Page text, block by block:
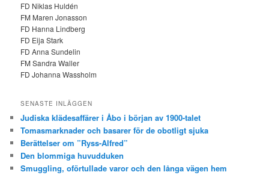
FD Niklas Huldén
FM Maren Jonasson
FD Hanna Lindberg
FD Eija Stark
FD Anna Sundelin
FM Sandra Waller
FD Johanna Wassholm
SENASTE INLÄGGEN
Judiska klädesaffärer i Åbo i början av 1900-talet
Tomasmarknader och basarer för de obotligt sjuka
Berättelser om ”Ryss-Alfred”
Den blommiga huvudduken
Smuggling, oförtullade varor och den långa vägen hem